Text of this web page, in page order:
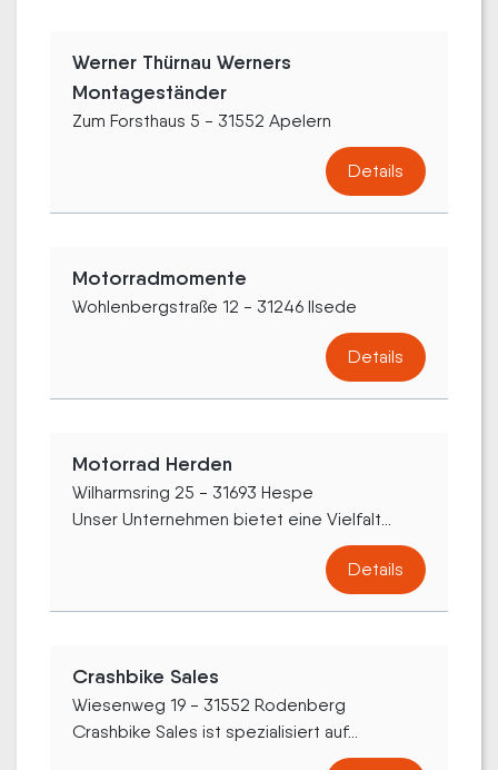
Werner Thürnau Werners
Montageständer
Zum Forsthaus 5 - 31552 Apelern
Details
Motorradmomente
Wohlenbergstraße 12 - 31246 Ilsede
Details
Motorrad Herden
Wilharmsring 25 - 31693 Hespe
Unser Unternehmen bietet eine Vielfalt...
Details
Crashbike Sales
Wiesenweg 19 - 31552 Rodenberg
Crashbike Sales ist spezialisiert auf...